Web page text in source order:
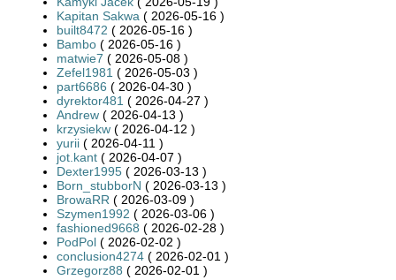
Kapitan Sakwa ( 2026-05-16 )
built8472 ( 2026-05-16 )
Bambo ( 2026-05-16 )
matwie7 ( 2026-05-08 )
Zefel1981 ( 2026-05-03 )
part6686 ( 2026-04-30 )
dyrektor481 ( 2026-04-27 )
Andrew ( 2026-04-13 )
krzysiekw ( 2026-04-12 )
yurii ( 2026-04-11 )
jot.kant ( 2026-04-07 )
Dexter1995 ( 2026-03-13 )
Born_stubborN ( 2026-03-13 )
BrowaRR ( 2026-03-09 )
Szymen1992 ( 2026-03-06 )
fashioned9668 ( 2026-02-28 )
PodPol ( 2026-02-02 )
conclusion4274 ( 2026-02-01 )
Grzegorz88 ( 2026-02-01 )